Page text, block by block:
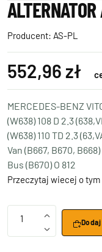
Producent: AS-PL
552,96 zł
MERCEDES-BENZ
(W638) 108 D 2.3
(W638) 110 TD 2.3
Van (B667, B670,
Bus (B670) O 812
Przeczytaj wiecej o
1